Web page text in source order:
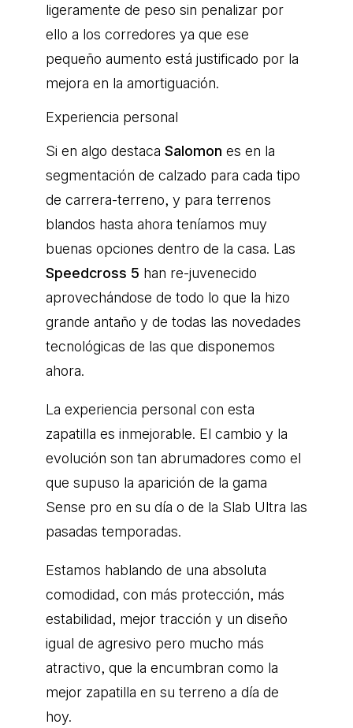
ligeramente de peso sin penalizar por
ello a los corredores ya que ese
pequeño aumento está justificado por la
mejora en la amortiguación.
Experiencia personal
Si en algo destaca Salomon es en la
segmentación de calzado para cada tipo
de carrera-terreno, y para terrenos
blandos hasta ahora teníamos muy
buenas opciones dentro de la casa. Las
Speedcross 5 han re-juvenecido
aprovechándose de todo lo que la hizo
grande antaño y de todas las novedades
tecnológicas de las que disponemos
ahora.
La experiencia personal con esta
zapatilla es inmejorable. El cambio y la
evolución son tan abrumadores como el
que supuso la aparición de la gama
Sense pro en su día o de la Slab Ultra las
pasadas temporadas.
Estamos hablando de una absoluta
comodidad, con más protección, más
estabilidad, mejor tracción y un diseño
igual de agresivo pero mucho más
atractivo, que la encumbran como la
mejor zapatilla en su terreno a día de
hoy.